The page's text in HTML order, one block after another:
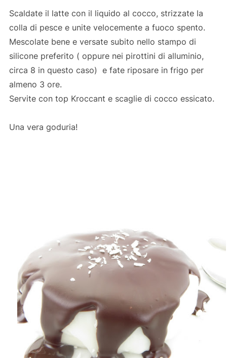
Scaldate il latte con il liquido al cocco, strizzate la
colla di pesce e unite velocemente a fuoco spento.
Mescolate bene e versate subito nello stampo di
silicone preferito ( oppure nei pirottini di alluminio,
circa 8 in questo caso) e fate riposare in frigo per
almeno 3 ore.
Servite con top Kroccant e scaglie di cocco essicato.
Una vera goduria!